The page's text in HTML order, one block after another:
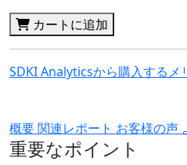
カートに追加
SDKI Analyticsから購入するメ
概要関連レポート お客様の声
重要なポイント